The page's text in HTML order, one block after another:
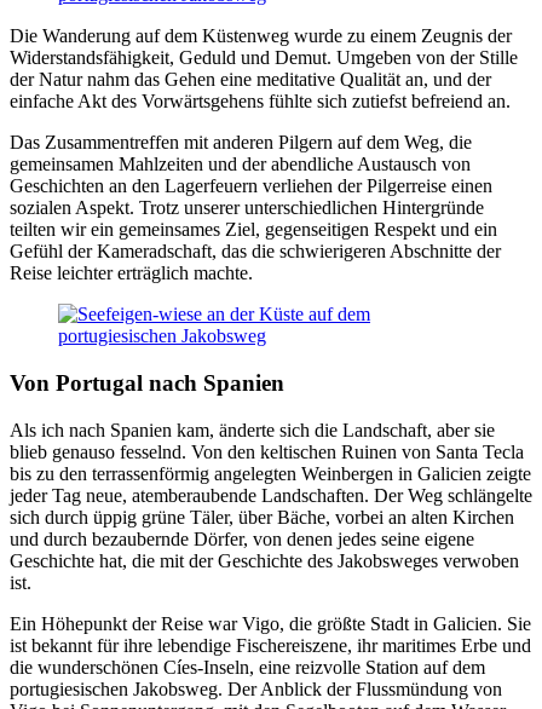
Die Wanderung auf dem Küstenweg wurde zu einem Zeugnis der
Widerstandsfähigkeit, Geduld und Demut. Umgeben von der Stille
der Natur nahm das Gehen eine meditative Qualität an, und der
einfache Akt des Vorwärtsgehens fühlte sich zutiefst befreiend an.
Das Zusammentreffen mit anderen Pilgern auf dem Weg, die
gemeinsamen Mahlzeiten und der abendliche Austausch von
Geschichten an den Lagerfeuern verliehen der Pilgerreise einen
sozialen Aspekt. Trotz unserer unterschiedlichen Hintergründe
teilten wir ein gemeinsames Ziel, gegenseitigen Respekt und ein
Gefühl der Kameradschaft, das die schwierigeren Abschnitte der
Reise leichter erträglich machte.
Von Portugal nach Spanien
Als ich nach Spanien kam, änderte sich die Landschaft, aber sie
blieb genauso fesselnd. Von den keltischen Ruinen von Santa Tecla
bis zu den terrassenförmig angelegten Weinbergen in Galicien zeigte
jeder Tag neue, atemberaubende Landschaften. Der Weg schlängelte
sich durch üppig grüne Täler, über Bäche, vorbei an alten Kirchen
und durch bezaubernde Dörfer, von denen jedes seine eigene
Geschichte hat, die mit der Geschichte des Jakobsweges verwoben
ist.
Ein Höhepunkt der Reise war Vigo, die größte Stadt in Galicien. Sie
ist bekannt für ihre lebendige Fischereiszene, ihr maritimes Erbe und
die wunderschönen Cíes-Inseln, eine reizvolle Station auf dem
portugiesischen Jakobsweg. Der Anblick der Flussmündung von